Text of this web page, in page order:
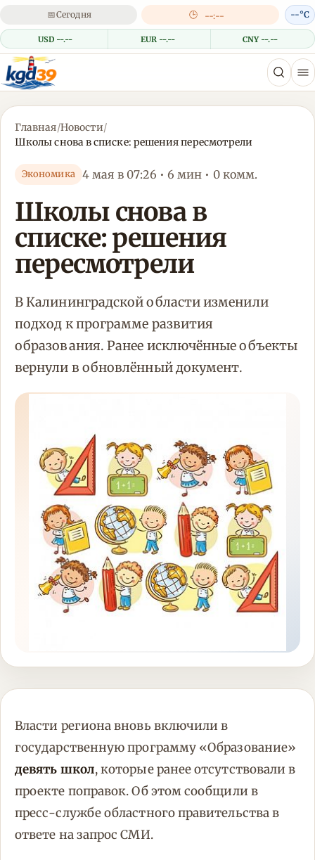
📅Сегодня 🕒 --:--
USD --.-- EUR --.-- CNY --.--
--°C
Главная/Новости/
Школы снова в списке: решения пересмотрели
Экономика 4 мая в 07:26 • 6 мин • 0 комм.
Школы снова в
списке: решения
пересмотрели
В Калининградской области изменили
подход к программе развития
образования. Ранее исключённые объекты
вернули в обновлённый документ.
Власти региона вновь включили в
государственную программу «Образование»
девять школ, которые ранее отсутствовали в
проекте поправок. Об этом сообщили в
пресс-службе областного правительства в
ответе на запрос СМИ.